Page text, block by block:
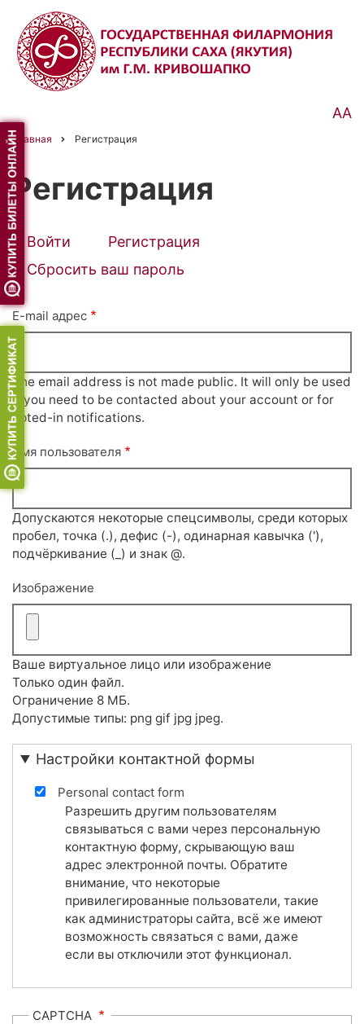
Перейти
основному
содержанию
АА
Строка
навигации
Главная Регистрация
Регистрация
Primary
tabs
Войти Регистрация
Сбросить ваш пароль
E-mail адрес
The email address is not made public. It will only be used
if you need to be contacted about your account or for
opted-in notifications.
Имя пользователя
Допускаются некоторые спецсимволы, среди которых
пробел, точка (.), дефис (-), одинарная кавычка ('),
подчёркивание (_) и знак @.
Изображение
Ваше виртуальное лицо или изображение
Только один файл.
Ограничение 8 МБ.
Допустимые типы: png gif jpg jpeg.
Настройки контактной формы
Personal contact form
Разрешить другим пользователям
связываться с вами через персональную
контактную форму, скрывающую ваш
адрес электронной почты. Обратите
внимание, что некоторые
привилегированные пользователи, такие
как администраторы сайта, всё же имеют
возможность связаться с вами, даже
если вы отключили этот функционал.
CAPTCHA